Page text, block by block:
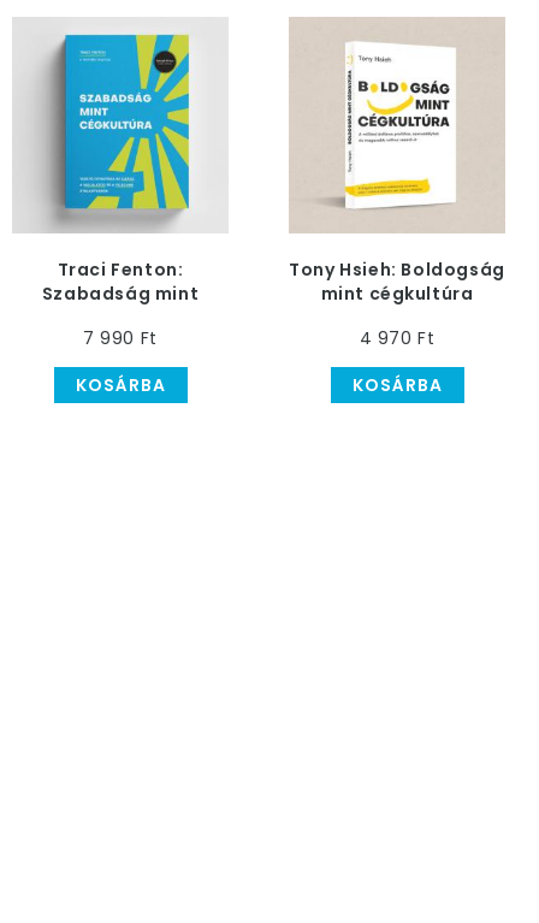
Traci Fenton:
Szabadság mint
7 990 Ft
KOSÁRBA
Tony Hsieh: Boldogság
mint cégkultúra
4 970 Ft
KOSÁRBA